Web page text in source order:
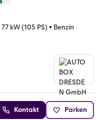
77 kW (105 PS) • Benzin
Kontakt Parken